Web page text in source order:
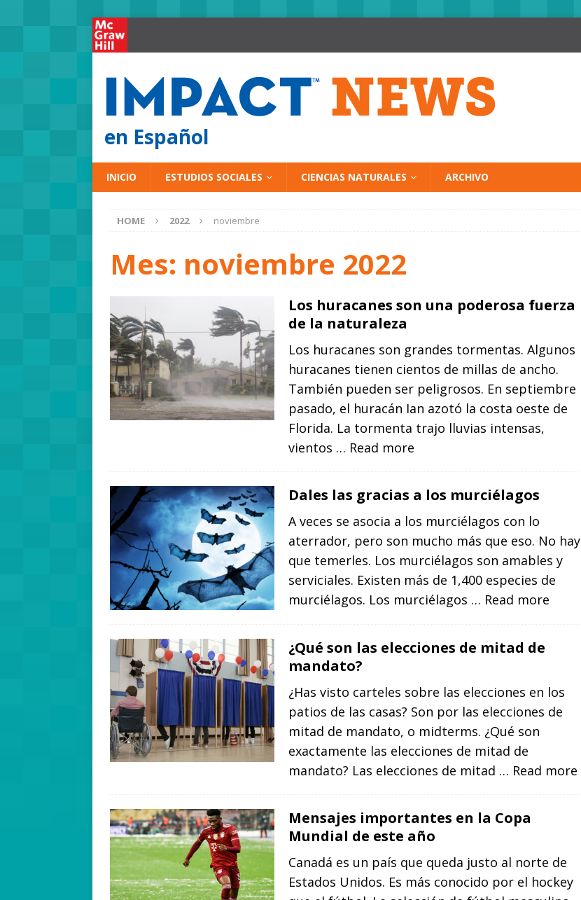
en Español
INICIO ESTUDIOS SOCIALES CIENCIAS NATURALES ARCHIVO
HOME 2022 noviembre
Mes: noviembre 2022
Los huracanes son una poderosa fuerza
de la naturaleza
Los huracanes son grandes tormentas. Algunos
huracanes tienen cientos de millas de ancho.
También pueden ser peligrosos. En septiembre
pasado, el huracán Ian azotó la costa oeste de
Florida. La tormenta trajo lluvias intensas,
vientos … Read more
Dales las gracias a los murciélagos
A veces se asocia a los murciélagos con lo
aterrador, pero son mucho más que eso. No hay
que temerles. Los murciélagos son amables y
serviciales. Existen más de 1,400 especies de
murciélagos. Los murciélagos … Read more
¿Qué son las elecciones de mitad de
mandato?
¿Has visto carteles sobre las elecciones en los
patios de las casas? Son por las elecciones de
mitad de mandato, o midterms. ¿Qué son
exactamente las elecciones de mitad de
mandato? Las elecciones de mitad … Read more
Mensajes importantes en la Copa
Mundial de este año
Canadá es un país que queda justo al norte de
Estados Unidos. Es más conocido por el hockey